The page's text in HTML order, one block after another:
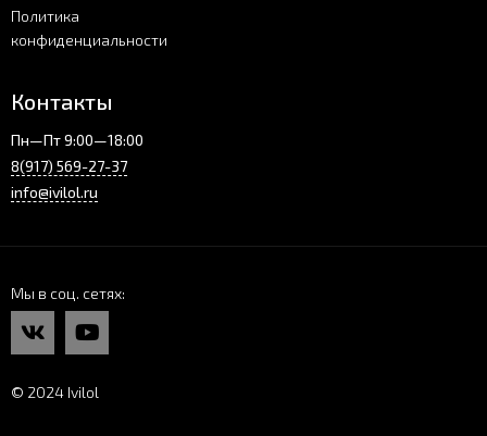
Политика
конфиденциальности
Контакты
Пн—Пт 9:00—18:00
8(917) 569-27-37
info@ivilol.ru
Мы в соц. сетях
© 2024 Ivilol